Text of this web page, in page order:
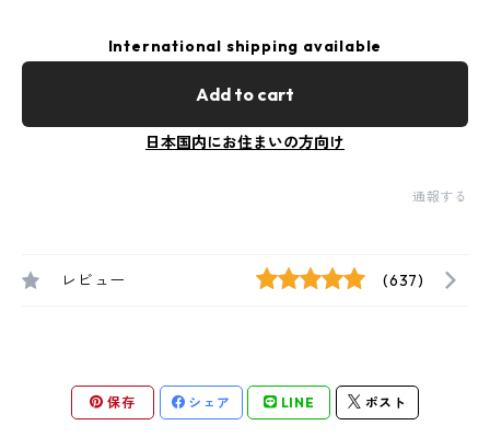
International shipping available
Add to cart
日本国内にお住まいの方向け
通報する
レビュー (637)
保存 シェア LINE ポスト